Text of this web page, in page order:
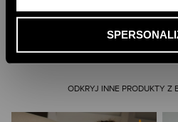
ODKRYJ INNE PRODUKTY Z